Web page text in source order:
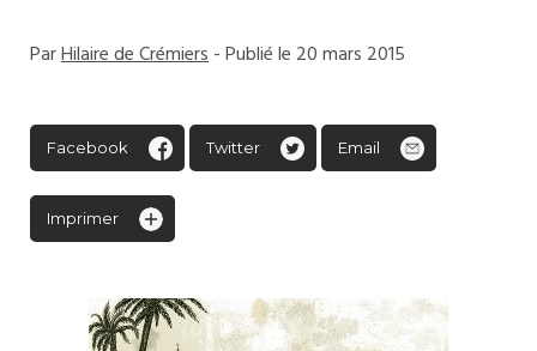
ParHilaire de Crémiers- Publié le 20 mars 2015
Facebook Twitter Email
Imprimer